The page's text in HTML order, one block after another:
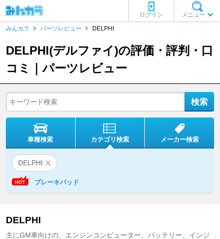
メニュー
ログイン
みんカラ
パーツレビュー DELPHI
DELPHI(デルファイ)の評価・評判・口
コミ｜パーツレビュー
車種検索 カテゴリ検索 メーカー検索
DELPHI
ブレーキパッド
DELPHI
主にGM車向けの、エンジンコンピューター、バッテリー、インジ